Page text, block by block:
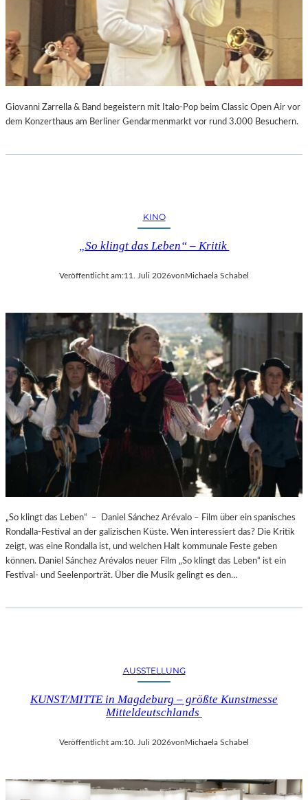
Giovanni Zarrella & Band begeistern mit Italo-Pop beim Classic Open Air vor
dem Konzerthaus am Berliner Gendarmenmarkt vor rund 3.000 Besuchern.
KINO
„So klingt das Leben“ – Kritik
Veröffentlicht am:11. Juli 2026vonMichaela Schabel
„So klingt das Leben“ – Daniel Sánchez Arévalo – Film über ein spanisches
Rondalla-Festival an der galizischen Küste. Wen interessiert das? Die Kritik
zeigt, was eine Rondalla ist, und welchen Halt kommunale Feste geben
können. Daniel Sánchez Arévalos neuer Film „So klingt das Leben“ ist ein
Festival- und Seelenporträt. Über die Musik gelingt es den…
AUSSTELLUNG
KUNST/MITTE in Magdeburg – größte Kunstmesse
Mitteldeutschlands
Veröffentlicht am:10. Juli 2026vonMichaela Schabel